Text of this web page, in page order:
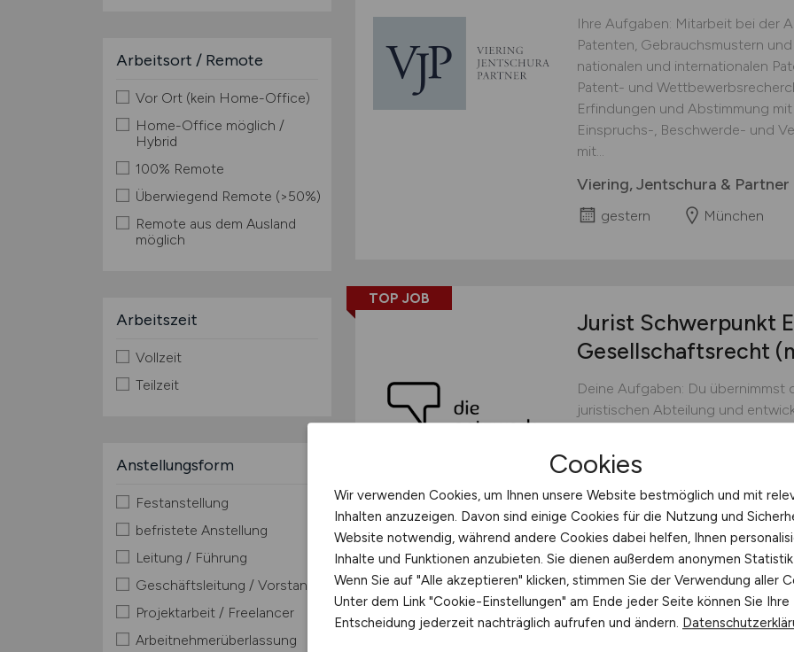
Arbeitsort / Remote
Vor Ort (kein Home-Office)
Home-Office möglich /
Hybrid
100% Remote
Überwiegend Remote (>50%)
Remote aus dem Ausland
möglich
Arbeitszeit
Vollzeit
Teilzeit
Anstellungsform
Festanstellung
befristete Anstellung
Leitung / Führung
Geschäftsleitung / Vorstand
Projektarbeit / Freelancer
Arbeitnehmerüberlassung
Ihre Aufgaben: Mitarbeit bei der
Patenten, Gebrauchsmustern
nationalen und internationalen
Patent- und
Erfindungen und Abstimmung
Einspruchs-, Beschwerde- und
mit...
Viering, Jentschura & Partner
gestern München
TOP JOB
Jurist Schwerpunkt
Gesellschaftsrecht
Deine Aufgaben: Du übernimmst
juristischen Abteilung und
Qualitätsanforderungen,
weiter. Du berätst die
im Kreis der Mitglieder in allen
Gesellschaftsrechts...
Die Netzwerkpartner e.V.
gestern Essen
Cookies
Wir verwenden Cookies, um Ihnen unsere Website bestmöglich und mit
Inhalten anzuzeigen. Davon sind einige Cookies für die Nutzung und
Website notwendig, während andere Cookies dabei helfen, Ihnen
Inhalte und Funktionen anzubieten. Sie dienen außerdem anonymen
Wenn Sie auf "Alle akzeptieren" klicken, stimmen Sie der Verwendung aller
Unter dem Link "Cookie-Einstellungen" am Ende jeder Seite können Sie Ihre
Entscheidung jederzeit nachträglich aufrufen und ändern.